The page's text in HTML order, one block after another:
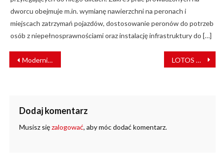
dworcu obejmuje m.in. wymianę nawierzchni na peronach i
miejscach zatrzymań pojazdów, dostosowanie peronów do potrzeb
osób z niepełnosprawnościami oraz instalację infrastruktury do […]
NAWIGACJA
WPISU
Modernizacja linii kolejowych w Górnośląskim Okręgu Przemysłowym usprawni przewóz towarów LOTOS Kolej dowiezie paliwo dla polskiego wojska
Dodaj komentarz
Musisz sięzalogować, aby móc dodać komentarz.